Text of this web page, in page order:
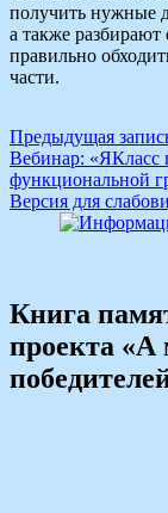
получить нужные
а также
правильно
части.
Навигация
по
записям
Предыдущая
Вебинар: «ЯКласс
функциональной
Версия для
Книга
проекта